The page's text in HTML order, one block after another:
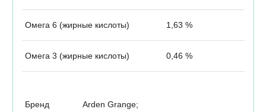
Омега 6 (жирные кислоты) 1,63 %
Омега 3 (жирные кислоты) 0,46 %
Бренд Arden Grange;